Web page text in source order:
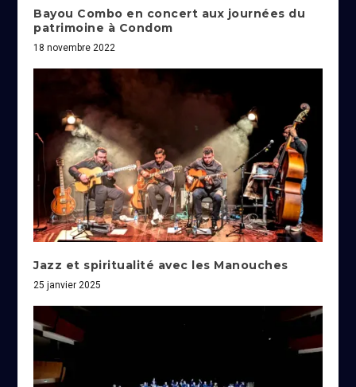
Bayou Combo en concert aux journées du
patrimoine à Condom
18 novembre 2022
Jazz et spiritualité avec les Manouches
25 janvier 2025